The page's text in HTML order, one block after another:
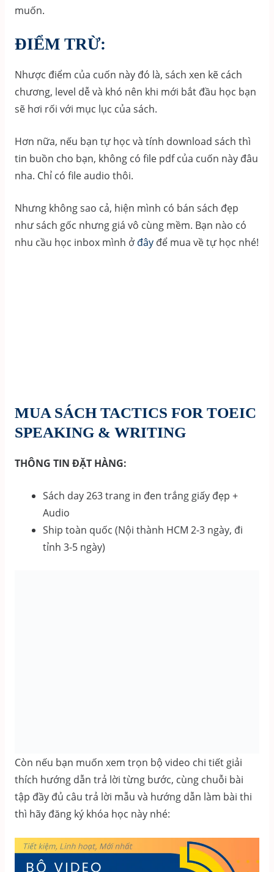
muốn.
ĐIỂM TRỪ:
Nhược điểm của cuốn này đó là, sách xen kẽ cách
chương, level dễ và khó nên khi mới bắt đầu học bạn
sẽ hơi rối với mục lục của sách.
Hơn nữa, nếu bạn tự học và tính download sách thì
tin buồn cho bạn, không có file pdf của cuốn này đâu
nha. Chỉ có file audio thôi.
Nhưng không sao cả, hiện mình có bán sách đẹp
như sách gốc nhưng giá vô cùng mềm. Bạn nào có
nhu cầu học inbox mình ở đâyđể mua về tự học nhé!
MUA SÁCH TACTICS FOR TOEIC
SPEAKING & WRITING
THÔNG TIN ĐẶT HÀNG:
Sách day 263 trang in đen trắng giấy đẹp +
Audio
Ship toàn quốc (Nội thành HCM 2-3 ngày, đi
tỉnh 3-5 ngày)
Còn nếu bạn muốn xem trọn bộ video chi tiết giải
thích hướng dẫn trả lời từng bước, cùng chuỗi bài
tập đầy đủ câu trả lời mẫu và hướng dẫn làm bài thi
thì hãy đăng ký khóa học này nhé: